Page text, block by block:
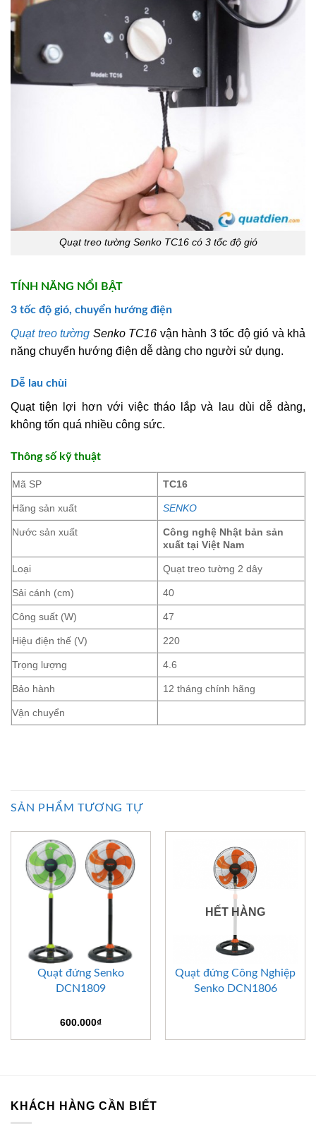
Quạt treo tường Senko TC16 có 3 tốc độ gió
TÍNH NĂNG NỔI BẬT
3 tốc độ gió, chuyển hướng điện
Quạt treo tường Senko TC16 vận hành 3 tốc độ gió và khả
năng chuyển hướng điện dễ dàng cho người sử dụng.
Dễ lau chùi
Quạt tiện lợi hơn với việc tháo lắp và lau dùi dễ dàng,
không tốn quá nhiều công sức.
Thông số kỹ thuật
Mã SP TC16
Hãng sản xuất SENKO
Nước sản xuất
Công nghệ Nhật bản sản
xuất tại Việt Nam
Loại Quạt treo tường 2 dây
Sải cánh (cm) 40
Công suất (W) 47
Hiệu điện thế (V) 220
Trọng lượng 4.6
Bảo hành 12 tháng chính hãng
Vận chuyển
SẢN PHẨM TƯƠNG TỰ
Quạt đứng Senko
DCN1809
600.000₫
HẾT HÀNG
Quạt đứng Công Nghiệp
Senko DCN1806
KHÁCH HÀNG CẦN BIẾT